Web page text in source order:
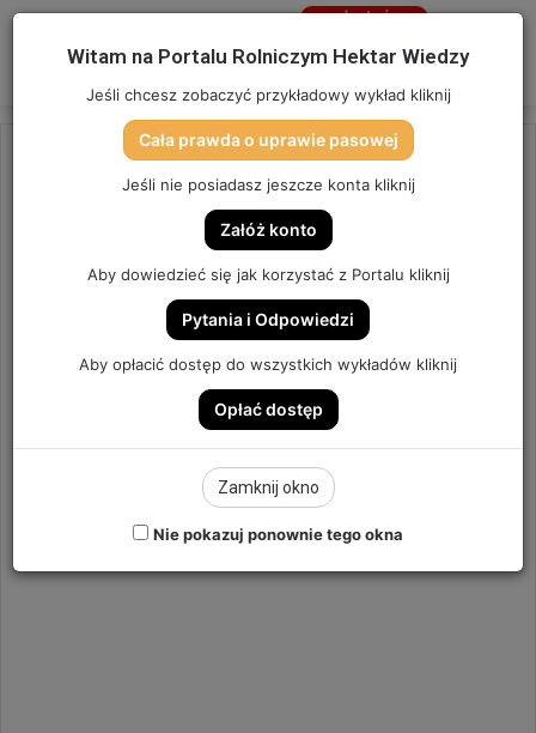
Menu
Jesteś
Strona główna/OSTATNIO DODANE
MAZOWIECKIE DNI
ROLNICTWA | TARGI ROLNICZE
POŚWIĘTNE 2025
TARGI ROLNICZE
an
Witam na Portalu Rolniczym Hektar Wiedzy
Jeśli chcesz zobaczyć przykładowy wykład kliknij
Cała prawda o uprawie pasowej
Jeśli nie posiadasz jeszcze konta kliknij
Załóż konto
Aby dowiedzieć się jak korzystać z Portalu kliknij
Pytania i Odpowiedzi
Aby opłacić dostęp do wszystkich wykładów kliknij
Opłać dostęp
Zamknij okno
Nie pokazuj ponownie tego okna